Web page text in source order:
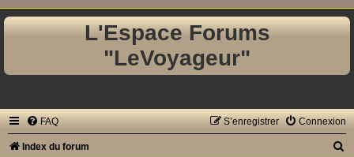
L'Espace Forums
"LeVoyageur"
FAQ Connexion
S’enregistrer
Index du forum